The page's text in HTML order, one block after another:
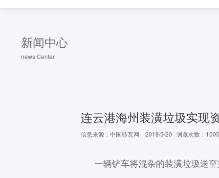
新闻中心
news Center
连云港海州装潢垃圾实现
信息来源：中国砖瓦网 2018/3/20 浏览次数：1505
一辆铲车将混杂的装潢垃圾送